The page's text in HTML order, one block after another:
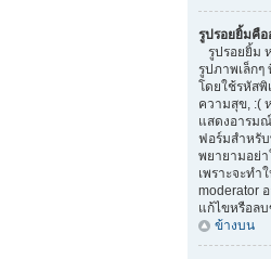
รูปรอยยิ้มคือ
รูปรอยยิ้ม
รูปภาพเล็ก
โดยใช้รหัสพิ
ความสุข, :(
แสดงอารม
ฟอร์มสำหรั
พยายามอย่า
เพราะจะทำ
moderator
แก้ไขหรือล
ข้างบน